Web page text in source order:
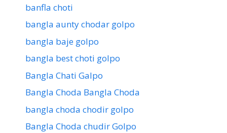
banfla choti
bangla aunty chodar golpo
bangla baje golpo
bangla best choti golpo
Bangla Chati Galpo
Bangla Choda Bangla Choda
bangla choda chodir golpo
Bangla Choda chudir Golpo